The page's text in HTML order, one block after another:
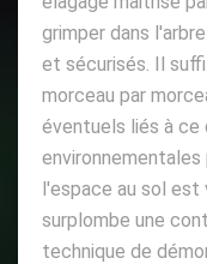
grimper dans
et sécurisés. Il
morceau par
éventuels liés à
environnementales
l'espace au sol est
surplombe une
technique de